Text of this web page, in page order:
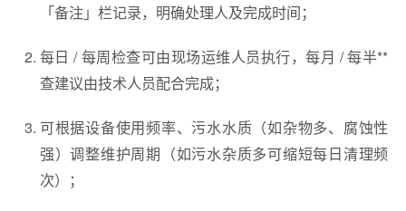
「备注」栏记录，明确处理人及完成时间；
每日 / 每周检查可由现场运维人员执行，每月 / 每半**
查建议由技术人员配合完成；
可根据设备使用频率、污水水质（如杂物多、腐蚀性
强）调整维护周期（如污水杂质多可缩短每日清理频
次）；